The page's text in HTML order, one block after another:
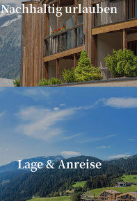
Nachhaltig urlauben
Lage & Anreise